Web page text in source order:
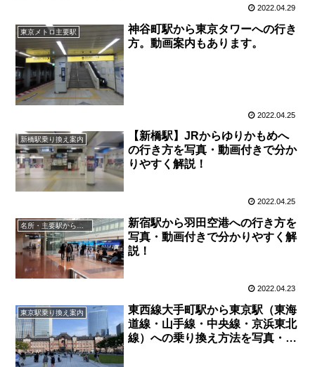
2022.04.29
東京メトロ主要駅
神谷町駅から東京タワーへの行き
方。動画案内もあります。
2022.04.25
新橋駅乗り換え案内
【新橋駅】JRからゆりかもめへ
の行き方を写真・動画付きで分か
りやすく解説！
2022.04.25
名所・主要駅から羽田空港への行きかた
新宿駅から羽田空港への行き方を
写真・動画付きで分かりやすく解
説！
2022.04.23
東京駅乗り換え案内
東西線大手町駅から東京駅（東海
道線・山手線・中央線・京浜東北
線）への乗り換え方法を写真・動